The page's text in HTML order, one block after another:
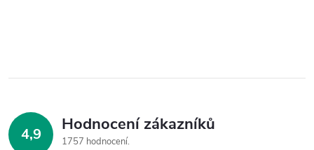
4,9 Hodnocení zákazníků
1757 hodnocení